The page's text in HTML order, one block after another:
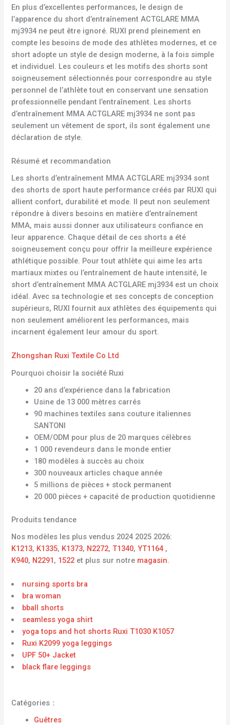
En plus d’excellentes performances, le design de
l’apparence du short d’entraînement ACTGLARE MMA
mj3934 ne peut être ignoré. RUXI prend pleinement en
compte les besoins de mode des athlètes modernes, et ce
short adopte un style de design moderne, à la fois simple
et individuel. Les couleurs et les motifs des shorts sont
soigneusement sélectionnés pour correspondre au style
personnel de l’athlète tout en conservant une sensation
professionnelle pendant l’entraînement. Les shorts
d’entraînement MMA ACTGLARE mj3934 ne sont pas
seulement un vêtement de sport, ils sont également une
déclaration de style.
Résumé et recommandation
Les shorts d’entraînement MMA ACTGLARE mj3934 sont
des shorts de sport haute performance créés par RUXI qui
allient confort, durabilité et mode. Il peut non seulement
répondre à divers besoins en matière d’entraînement
MMA, mais aussi donner aux utilisateurs confiance en
leur apparence. Chaque détail de ces shorts a été
soigneusement conçu pour offrir la meilleure expérience
athlétique possible. Pour tout athlète qui aime les arts
martiaux mixtes ou l’entraînement de haute intensité, le
short d’entraînement MMA ACTGLARE mj3934 est un choix
idéal. Avec sa technologie et ses concepts de conception
supérieurs, RUXI fournit aux athlètes des équipements qui
non seulement améliorent les performances, mais
incarnent également leur amour du sport.
Zhongshan Ruxi Textile Co Ltd
Pourquoi choisir la société Ruxi
20 ans d’expérience dans la fabrication
Usine de 13 000 mètres carrés
90 machines textiles sans couture italiennes
SANTONI
OEM/ODM pour plus de 20 marques célèbres
1 000 revendeurs dans le monde entier
180 modèles à succès au choix
300 nouveaux articles chaque année
5 millions de pièces + stock permanent
20 000 pièces + capacité de production quotidienne
Produits tendance
Nos modèles les plus vendus 2024 2025 2026:
K1213, K1335, K1373, N2272,T1340,YT1164 ,
K940, N2291, 1522 et plus sur notre magasin.
nursing sports bra
bra woman
bball shorts
seamless yoga shirt
yoga tops and hot shorts Ruxi T1030 K1057
Ruxi K2099 yoga leggings
UPF 50+ Jacket
black flare leggings
Catégories：
Guêtres